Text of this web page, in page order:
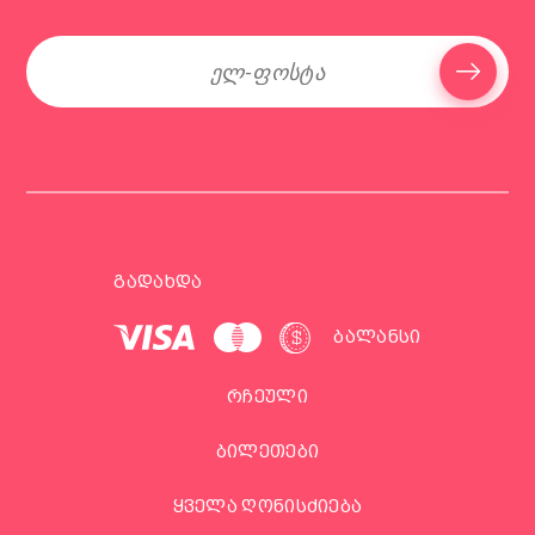
ᲒᲐᲓᲐᲮᲓᲐ
ᲑᲐᲚᲐᲜᲡᲘ
რჩეული
ბილეთები
ყველა ღონისძიება